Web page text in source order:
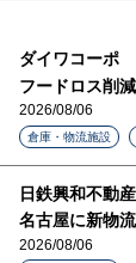
ダイワコーポ
フードロス削
2026/08/06
倉庫・物流施設
日鉄興和不動産
名古屋に新物
2026/08/06